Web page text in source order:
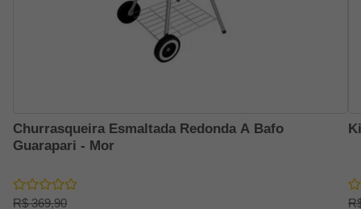
Churrasqueira Esmaltada Redonda A Bafo
Guarapari - Mor
R$ 369,90